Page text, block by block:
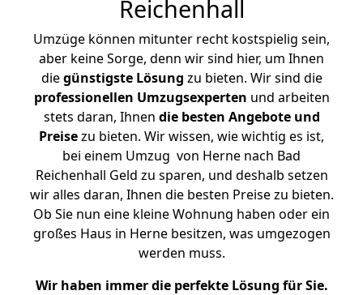
Reichenhall
Umzüge können mitunter recht kostspielig sein,
aber keine Sorge, denn wir sind hier, um Ihnen
diegünstigste Lösung zu bieten. Wir sind die
professionellen Umzugsexperten und arbeiten
stets daran, Ihnen die besten Angebote und
Preisezu bieten. Wir wissen, wie wichtig es ist,
bei einem Umzug von Herne nach Bad
Reichenhall Geld zu sparen, und deshalb setzen
wir alles daran, Ihnen die besten Preise zu bieten.
Ob Sie nun eine kleine Wohnung haben oder ein
großes Haus in Herne besitzen, was umgezogen
werden muss.
Wir haben immer die perfekte Lösung für Sie.